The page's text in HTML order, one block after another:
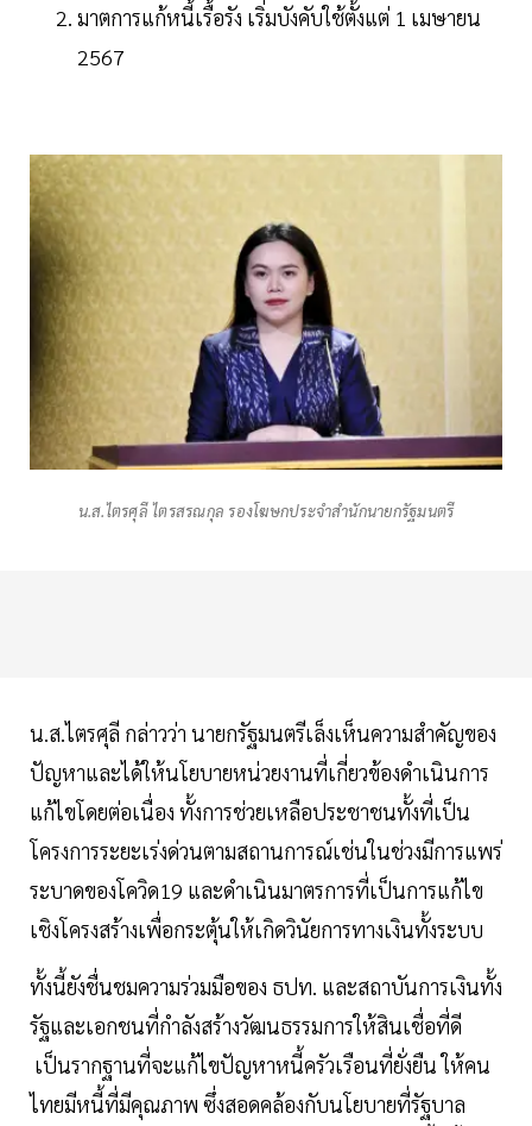
มาตการแก้หนี้เรื้อรัง เริ่มบังคับใช้ตั้งแต่ 1 เมษายน
2567
น.ส.ไตรศุลี ไตรสรณกุล รองโฆษกประจำสำนักนายกรัฐมนตรี
น.ส.ไตรศุลี กล่าวว่า นายกรัฐมนตรีเล็งเห็นความสำคัญของ
ปัญหาและได้ให้นโยบายหน่วยงานที่เกี่ยวข้องดำเนินการ
แก้ไขโดยต่อเนื่อง ทั้งการช่วยเหลือประชาชนทั้งที่เป็น
โครงการระยะเร่งด่วนตามสถานการณ์เช่นในช่วงมีการแพร่
ระบาดของโควิด19 และดำเนินมาตรการที่เป็นการแก้ไข
เชิงโครงสร้างเพื่อกระตุ้นให้เกิดวินัยการทางเงินทั้งระบบ
ทั้งนี้ยังชื่นชมความร่วมมือของ ธปท. และสถาบันการเงินทั้ง
รัฐและเอกชนที่กำลังสร้างวัฒนธรรมการให้สินเชื่อที่ดี
เป็นรากฐานที่จะแก้ไขปัญหาหนี้ครัวเรือนที่ยั่งยืน ให้คน
ไทยมีหนี้ที่มีคุณภาพ ซึ่งสอดคล้องกับนโยบายที่รัฐบาล